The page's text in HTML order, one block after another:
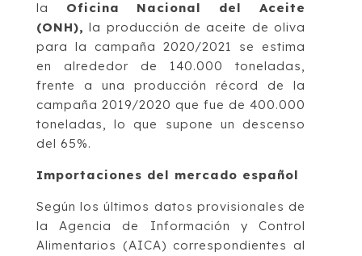
la Oficina Nacional del Aceite
(ONH), la producción de aceite de oliva
para la campaña 2020/2021 se estima
en alrededor de 140.000 toneladas,
frente a una producción récord de la
campaña 2019/2020 que fue de 400.000
toneladas, lo que supone un descenso
del 65%.
Importaciones del mercado español
Según los últimos datos provisionales de
la Agencia de Información y Control
Alimentarios (AICA) correspondientes al